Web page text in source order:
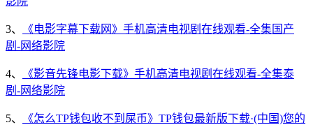
3、
《电影字幕下载网》手机高清电视剧在线观看-全集国产
剧-网络影院
4、
《影音先锋电影下载》手机高清电视剧在线观看-全集泰
剧-网络影院
5、
《怎么TP钱包收不到屎币》TP钱包最新版下载·(中国)您的